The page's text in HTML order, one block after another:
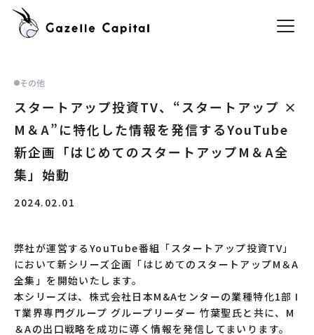
その他
スタートアップ投資TV、“スタートアップ ×
M＆A”に特化した情報を発信するYouTube
新企画「はじめてのスタートアップM＆A全
集」始動
2024.02.01
弊社が運営するYouTube番組「スタートアップ投資TV」
において新シリーズ企画「はじめてのスタートアップM＆A
全集」を開始いたします。
本シリーズは、株式会社日本M&Aセンターの業種特化1部 I
T業界専門グループ グループリーダー 竹葉聖氏と共に、M
＆Aの出口戦略を成功に導く情報を発信してまいります。